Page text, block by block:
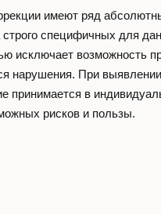
имеют ряд
строго специфичных для
исключает возможность
нарушения. При
принимается в
рисков и пользы.